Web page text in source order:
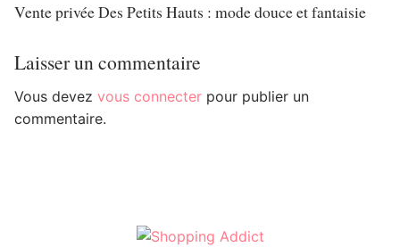
Vente privée Des Petits Hauts : mode douce et fantaisie
Laisser un commentaire
Vous devez vous connecter pour publier un
commentaire.